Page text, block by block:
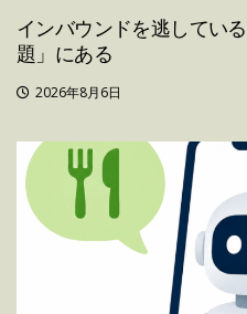
インバウンドを逃してい
題」にある
2026年8月6日